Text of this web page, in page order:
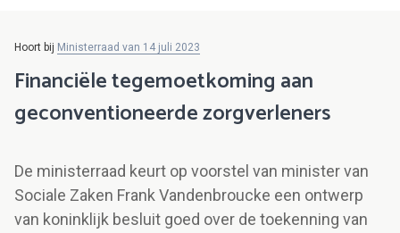
Hoort bij Ministerraad van 14 juli 2023
Financiële tegemoetkoming aan
geconventioneerde zorgverleners
De ministerraad keurt op voorstel van minister van
Sociale Zaken Frank Vandenbroucke een ontwerp
van koninklijk besluit goed over de toekenning van